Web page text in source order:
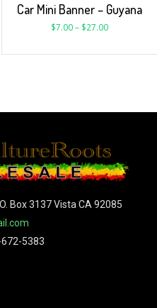
Car Mini Banner – Guyana
$7.00– $27.00
Box 3137 Vista CA 92085
5383